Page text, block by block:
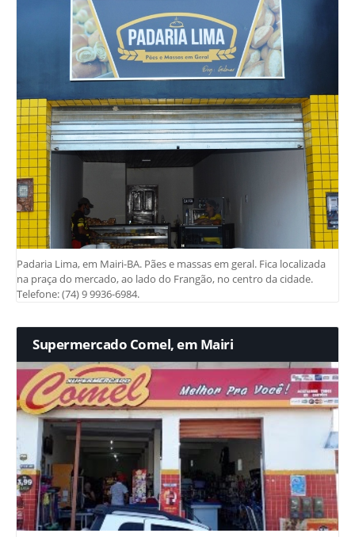
Padaria Lima, em Mairi-BA. Pães e massas em geral. Fica localizada
na praça do mercado, ao lado do Frangão, no centro da cidade.
Telefone: (74) 9 9936-6984.
Supermercado Comel, em Mairi